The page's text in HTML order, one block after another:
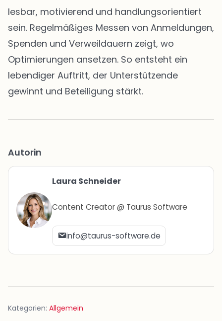
lesbar, motivierend und handlungsorientiert
sein. Regelmäßiges Messen von Anmeldungen,
Spenden und Verweildauern zeigt, wo
Optimierungen ansetzen. So entsteht ein
lebendiger Auftritt, der Unterstützende
gewinnt und Beteiligung stärkt.
Autorin
Laura Schneider
Content Creator @ Taurus Software
info@taurus-software.de
Kategorien: Allgemein